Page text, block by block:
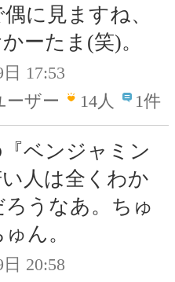
に見ますね、
ーたま(笑)。
17:53
ーザー
14人 1件
ベンジャミン
人は全くわか
ろうなあ。ちゅ
ん。
20:58